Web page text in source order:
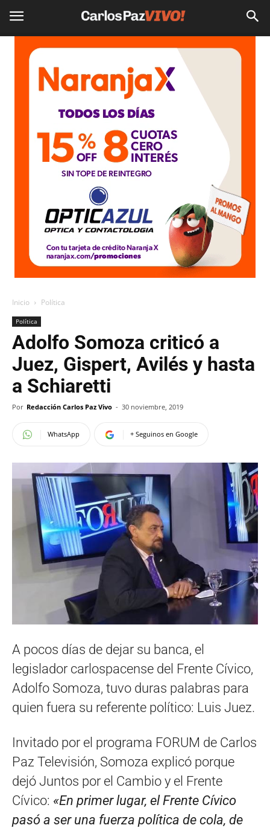
Inicio Política
Política
Adolfo Somoza criticó a
Juez, Gispert, Avilés y hasta
a Schiaretti
Por Redacción Carlos Paz Vivo - 30 noviembre, 2019
WhatsApp + Seguinos en Google
A pocos días de dejar su banca, el
legislador carlospacense del Frente Cívico,
Adolfo Somoza, tuvo duras palabras para
quien fuera su referente político: Luis Juez.
Invitado por el programa FORUM de Carlos
Paz Televisión, Somoza explicó porque
dejó Juntos por el Cambio y el Frente
Cívico: «En primer lugar, el Frente Cívico
pasó a ser una fuerza política de cola, de